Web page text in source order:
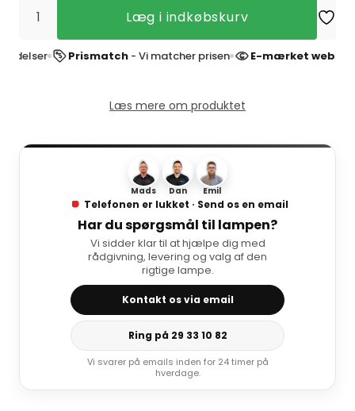
Læg i indkøbskurv
Prismatch- Vi matcher prisen E-mærket webshop-
Læs mere om produktet
Mads Dan Emil
Telefonen er lukket · Send os en email
Har du spørgsmål til lampen?
Vi sidder klar til at hjælpe dig med
rådgivning, levering og valg af den
rigtige lampe.
Kontakt os via email
Ring på 29 33 10 82
Vi svarer på emails inden for 24 timer på
hverdage.